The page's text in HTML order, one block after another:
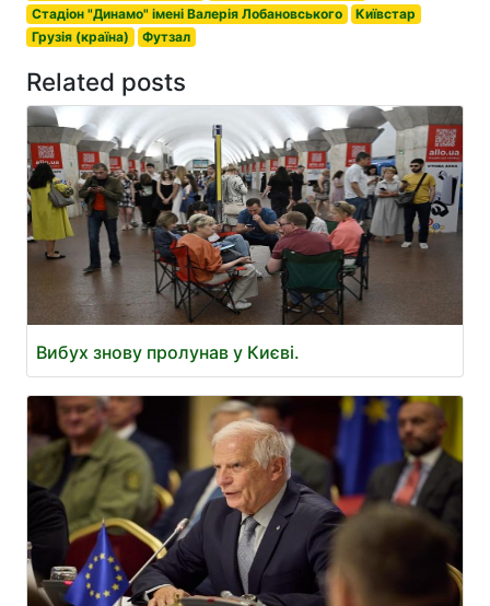
Стадіон "Динамо" імені Валерія Лобановського
Київстар
Грузія (країна)
Футзал
Related posts
Вибух знову пролунав у Києві.